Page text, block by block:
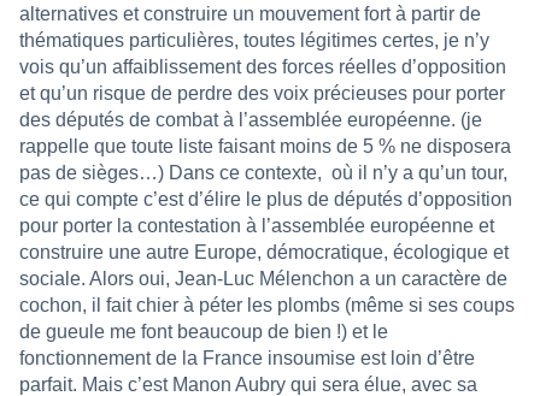
alternatives et construire un mouvement fort à partir de
thématiques particulières, toutes légitimes certes, je n’y
vois qu’un affaiblissement des forces réelles d’opposition
et qu’un risque de perdre des voix précieuses pour porter
des députés de combat à l’assemblée européenne. (je
rappelle que toute liste faisant moins de 5 % ne disposera
pas de sièges…) Dans ce contexte, où il n’y a qu’un tour,
ce qui compte c’est d’élire le plus de députés d’opposition
pour porter la contestation à l’assemblée européenne et
construire une autre Europe, démocratique, écologique et
sociale. Alors oui, Jean-Luc Mélenchon a un caractère de
cochon, il fait chier à péter les plombs (même si ses coups
de gueule me font beaucoup de bien !) et le
fonctionnement de la France insoumise est loin d’être
parfait. Mais c’est Manon Aubry qui sera élue, avec sa